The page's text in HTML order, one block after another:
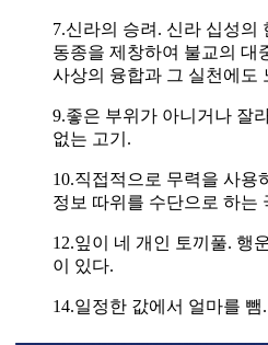
7.신라의 승려. 신라 십성의
동종을 제창하여 불교의 대
사상의 융합과 그 실천에도
9.좋은 부위가 아니거나 잘
없는 고기.
10.직접적으로 무력을 사용
정보 따위를 수단으로 하는
12.잎이 네 개인 토끼풀. 행
이 있다.
14.일정한 값에서 얼마를 뺌.